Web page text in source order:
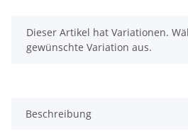
x
Dieser Artikel hat Variationen.
gewünschte Variation aus.
Beschreibung